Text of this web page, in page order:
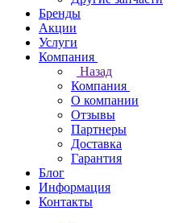
Бренды
Акции
Услуги
Компания
Назад
Компания
О компании
Отзывы
Партнеры
Доставка
Гарантия
Блог
Информация
Контакты